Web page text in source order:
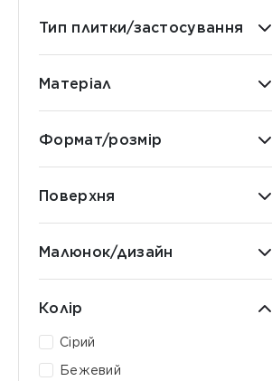
Тип плитки/застосування
Матеріал
Формат/розмір
Поверхня
Малюнок/дизайн
Колір
Сірий
Бежевий